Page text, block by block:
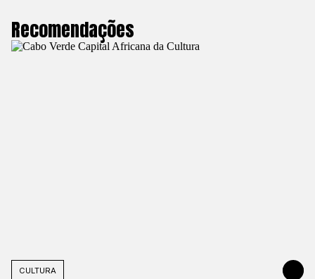
Recomendações
CULTURA 2 DE